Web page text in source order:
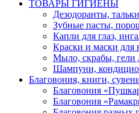
ТОВАРЫ ГИГИЕНЫ
Дезодоранты,
Зубные пасты,
Капли для глаз,
Краски и маски для
Мыло, скрабы, гели
Шампуни,
Благовония, книги,
Благовония
Благовония